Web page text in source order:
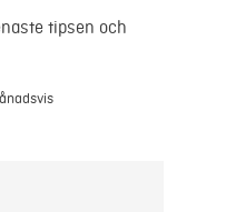
tipsen och